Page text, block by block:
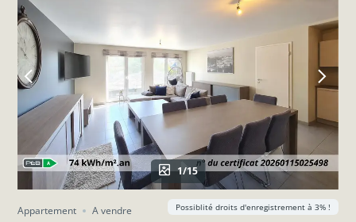
1/15
Appartement A vendre Possiblité droits d'enregistrement à 3% !